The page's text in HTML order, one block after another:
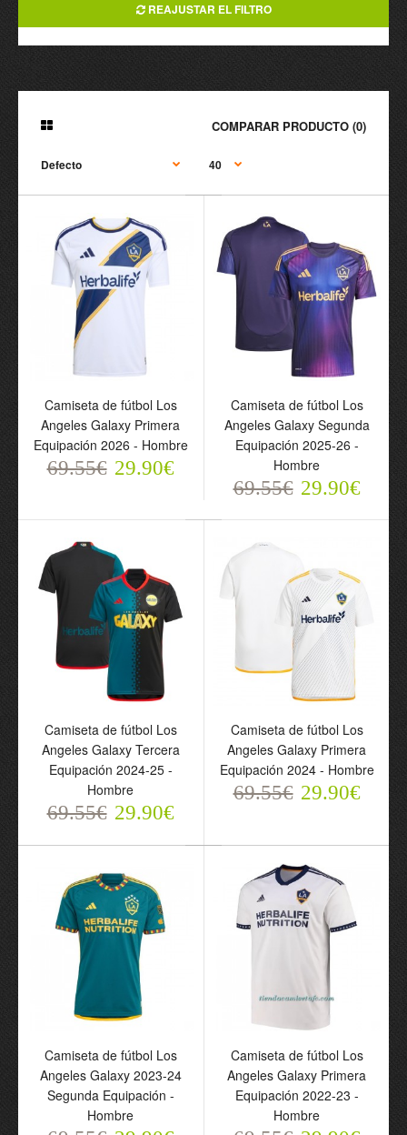
REAJUSTAR EL FILTRO
COMPARAR PRODUCTO (0)
Angeles Galaxy Primera
Equipación 2026 -
Hombre
69.55€ 29.90€
Angeles Galaxy Segunda
Equipación 2025-26 -
Hombre
69.55€ 29.90€
Camiseta de fútbol Los
Angeles Galaxy Tercera
Equipación 2024-25 -
Hombre
69.55€
Camiseta de fútbol Los
Angeles Galaxy Primera
Equipación 2024 -
Hombre
69.55€ 29.90€
Camiseta de fútbol Los
Angeles Galaxy 2023-24
Segunda Equipación -
Hombre
Camiseta de fútbol Los
Angeles Galaxy Primera
Equipación 2022-23 -
Hombre
Camiseta de fútbol Los
Angeles Galaxy Primera
Equipación 2026 - Hombre
69.55€ 29.90€
Camiseta de fútbol Los
Angeles Galaxy Segunda
Equipación 2025-26 -
Hombre
69.55€ 29.90€
Camiseta de fútbol Los
Angeles Galaxy Tercera
Equipación 2024-25 -
Hombre
69.55€ 29.90€
Camiseta de fútbol Los
Angeles Galaxy Primera
Equipación 2024 - Hombre
69.55€ 29.90€
Camiseta de fútbol Los
Angeles Galaxy 2023-24
Segunda Equipación -
Hombre
Camiseta de fútbol Los
Angeles Galaxy Primera
Equipación 2022-23 -
Hombre